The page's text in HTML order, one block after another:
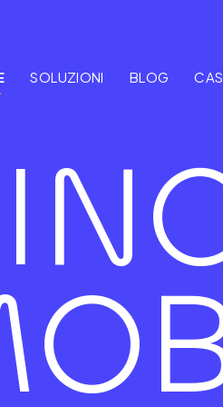
SOLUZIONI BLOG